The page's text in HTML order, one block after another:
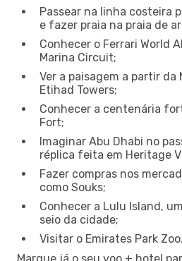
Passear na linha costeira
e fazer praia na praia de
Conhecer o Ferrari World
Marina Circuit;
Ver a paisagem a partir da
Etihad Towers;
Conhecer a centenária
Fort;
Imaginar Abu Dhabi no
réplica feita em Heritage
Fazer compras nos
como Souks;
Conhecer a Lulu Island,
seio da cidade;
Visitar o Emirates Park Zoo.